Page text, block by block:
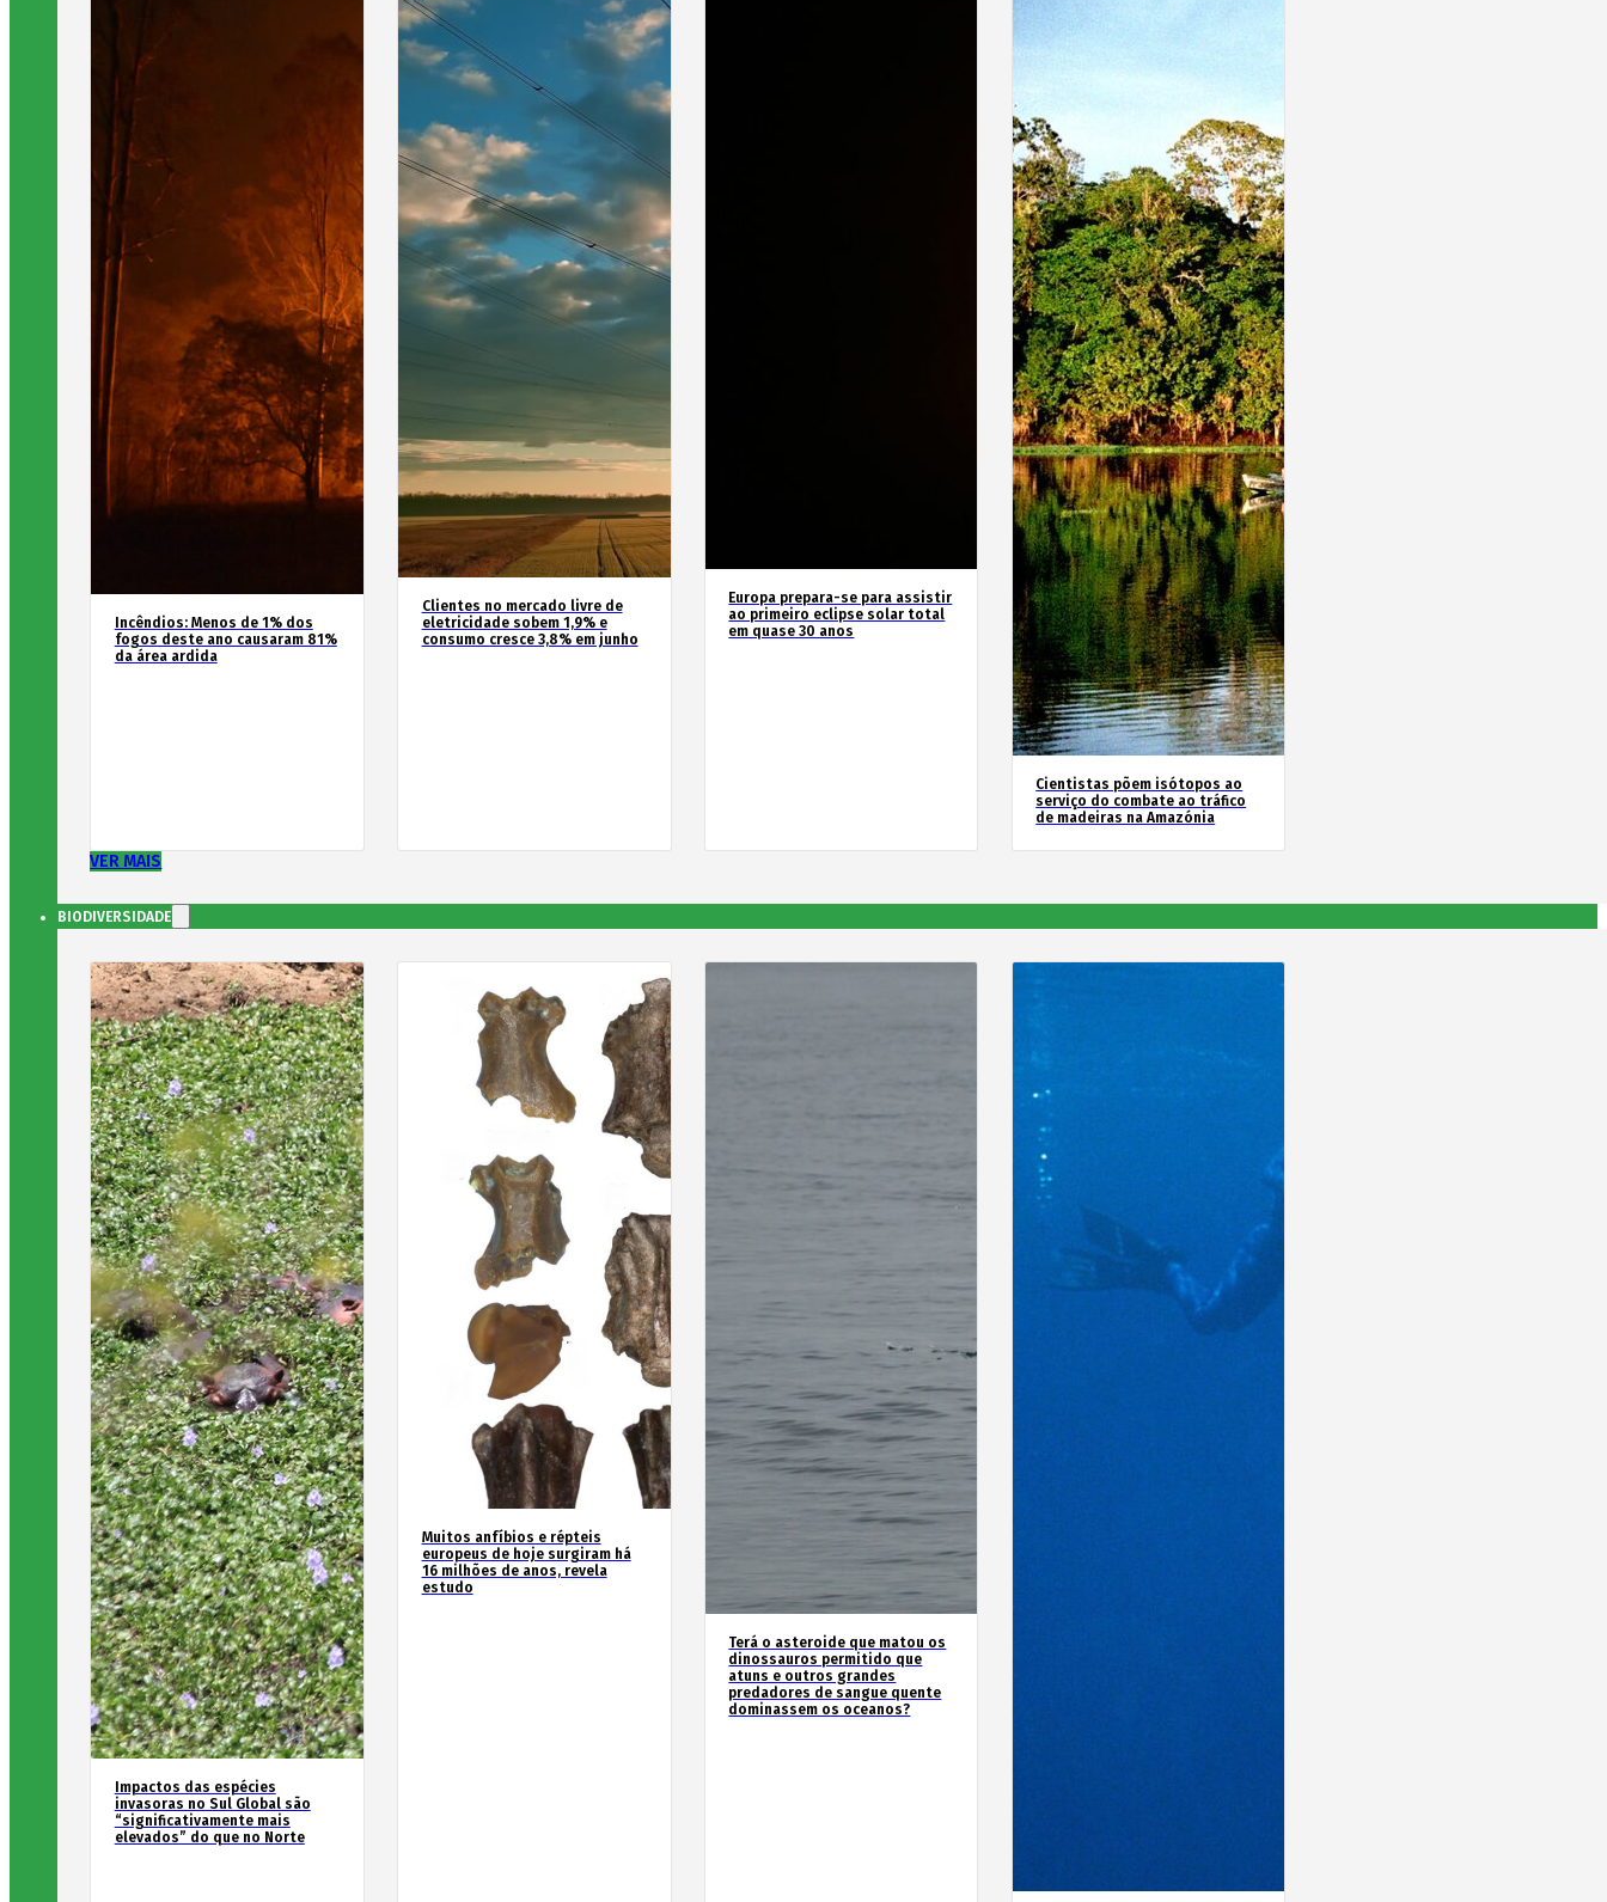
Incêndios: Menos de 1% dos
fogos deste ano causaram 81%
da área ardida
Clientes no mercado livre de
eletricidade sobem 1,9% e
consumo cresce 3,8% em junho
Europa prepara-se para assistir
ao primeiro eclipse solar total
em quase 30 anos
Cientistas põem isótopos ao
serviço do combate ao tráfico
de madeiras na Amazónia
VER MAIS
BIODIVERSIDADE
Impactos das espécies
invasoras no Sul Global são
“significativamente mais
elevados” do que no Norte
Muitos anfíbios e répteis
europeus de hoje surgiram há
16 milhões de anos, revela
estudo
Terá o asteroide que matou os
dinossauros permitido que
atuns e outros grandes
predadores de sangue quente
dominassem os oceanos?